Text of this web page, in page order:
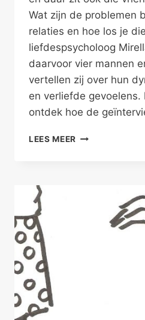
Wat zijn de problemen
relaties en hoe los je
liefdespsycholoog
daarvoor vier mannen
vertellen zij over hun
en verliefde gevoelens.
ontdek hoe de
LEES MEER PLATONISCHE